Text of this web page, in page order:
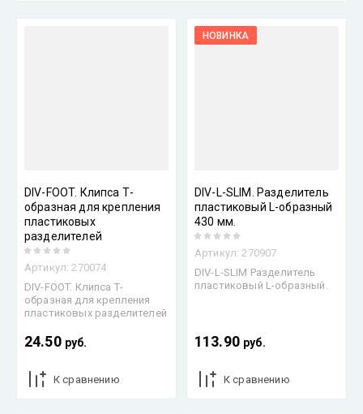
DIV-FOOT. Клипса Т-
образная для крепления
пластиковых
разделителей
Артикул: 270074
DIV-FOOT. Клипса Т-
образная для крепления
пластиковых разделителей
24.50 руб.
К сравнению
НОВИНКА
DIV-L-SLIM. Разделитель
пластиковый L-образный
430 мм.
Артикул: 270907
DIV-L-SLIM Разделитель
пластиковый L-образный.
113.90 руб.
К сравнению